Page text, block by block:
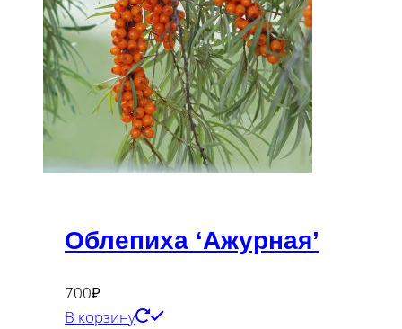
Облепиха ‘Ажурная’
700₽
В корзину